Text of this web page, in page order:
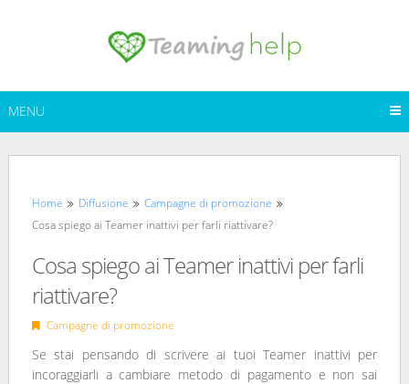
MENU
Home Diffusione
Campagne di promozione
Cosa spiego ai Teamer inattivi per farli riattivare?
Cosa spiego ai Teamer inattivi per farli
riattivare?
Campagne di promozione
Se stai pensando di scrivere ai tuoi Teamer inattivi per
incoraggiarli a cambiare metodo di pagamento e non sai